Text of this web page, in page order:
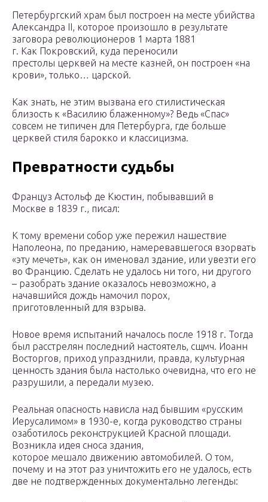
Петербургский храм был построен на месте убийства
Александра II, которое произошло в результате
заговора революционеров 1 марта 1881
г. Как Покровский, куда переносили
престолы церквей на месте казней, он построен «на
крови», только… царской.
Как знать, не этим вызвана его стилистическая
близость к «Василию блаженному»? Ведь «Спас»
совсем не типичен для Петербурга, где больше
церквей стиля барокко и классицизма.
Превратности судьбы
Француз Астольф де Кюстин, побывавший в
Москве в 1839 г., писал:
К тому времени собор уже пережил нашествие
Наполеона, по преданию, намеревавшегося взорвать
«эту мечеть», как он именовал здание, или увезти его
во Францию. Сделать не удалось ни того, ни другого
– разобрать здание оказалось невозможно, а
начавшийся дождь намочил порох,
приготовленный для взрыва.
Новое время испытаний началось после 1918 г. Тогда
был расстрелян последний настоятель, сщмч. Иоанн
Восторгов, приход упразднили, правда, культурная
ценность здания была настолько очевидна, что его не
разрушили, а передали музею.
Реальная опасность нависла над бывшим «русским
Иерусалимом» в 1930-е, когда руководство страны
озаботилось реконструкцией Красной площади.
Возникла идея сноса здания,
которое мешало движению автомобилей. О том,
почему и на этот раз уничтожить его не удалось, есть
две не подтвержденных документально легенды: